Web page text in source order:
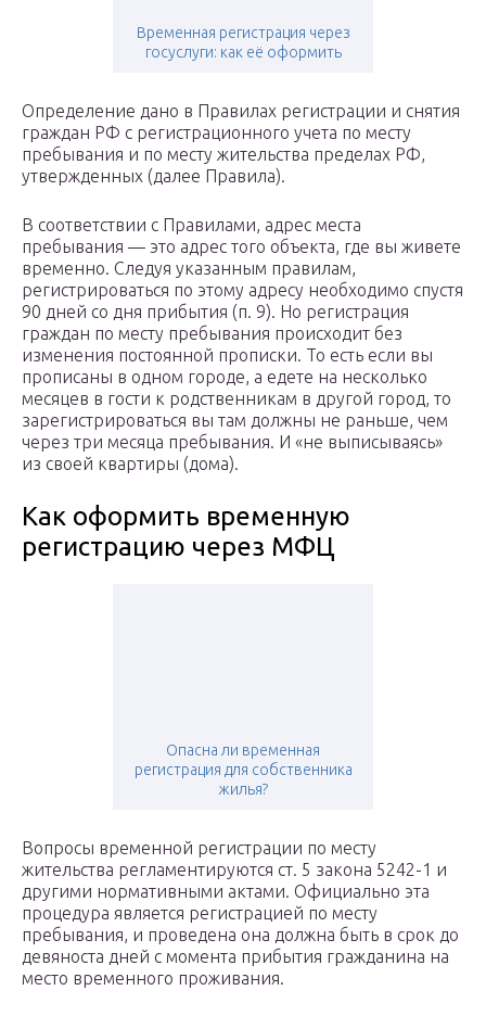
Временная регистрация через
госуслуги: как её оформить
Определение дано в Правилах регистрации и снятия
граждан РФ с регистрационного учета по месту
пребывания и по месту жительства пределах РФ,
утвержденных (далее Правила).
В соответствии с Правилами, адрес места
пребывания — это адрес того объекта, где вы живете
временно. Следуя указанным правилам,
регистрироваться по этому адресу необходимо спустя
90 дней со дня прибытия (п. 9). Но регистрация
граждан по месту пребывания происходит без
изменения постоянной прописки. То есть если вы
прописаны в одном городе, а едете на несколько
месяцев в гости к родственникам в другой город, то
зарегистрироваться вы там должны не раньше, чем
через три месяца пребывания. И «не выписываясь»
из своей квартиры (дома).
Как оформить временную
регистрацию через МФЦ
Опасна ли временная
регистрация для собственника
жилья?
Вопросы временной регистрации по месту
жительства регламентируются ст. 5 закона 5242-1 и
другими нормативными актами. Официально эта
процедура является регистрацией по месту
пребывания, и проведена она должна быть в срок до
девяноста дней с момента прибытия гражданина на
место временного проживания.